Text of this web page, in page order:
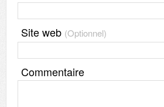
Site web (Optionnel)
Commentaire